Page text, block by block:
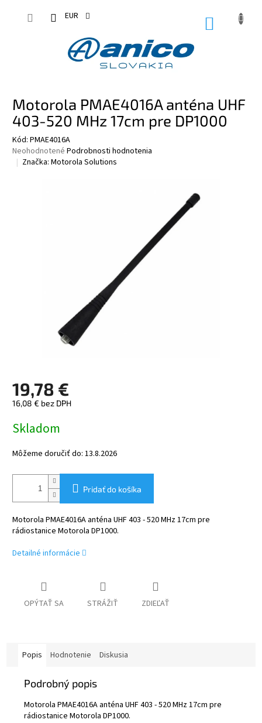
EUR
Motorola PMAE4016A anténa UHF
403-520 MHz 17cm pre DP1000
Kód: PMAE4016A
Priemerné
hodnotenie
Neohodnotené Podrobnosti hodnotenia
Značka: Motorola Solutions
19,78 €
16,08 € bez DPH
cena:
Skladom
Môžeme doručiť do: 13.8.2026
Pridať do košíka
Motorola PMAE4016A anténa UHF 403 - 520 MHz 17cm pre
rádiostanice Motorola DP1000.
Detailné informácie
OPÝTAŤ SA STRÁŽIŤ ZDIEĽAŤ
Popis Hodnotenie Diskusia
Podrobný popis
Motorola PMAE4016A anténa UHF 403 - 520 MHz 17cm pre
rádiostanice Motorola DP1000.